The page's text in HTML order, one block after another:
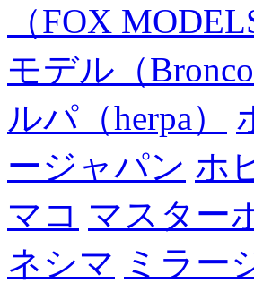
（FOX
モデル（
ルパ（herpa）
ージャパン ホ
マコ マスター
ネシマ ミラー